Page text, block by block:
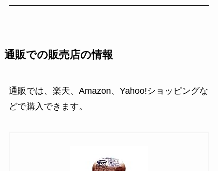
通販での販売店の情報
通販では、楽天、Amazon、Yahoo!ショッピングな
どで購入できます。